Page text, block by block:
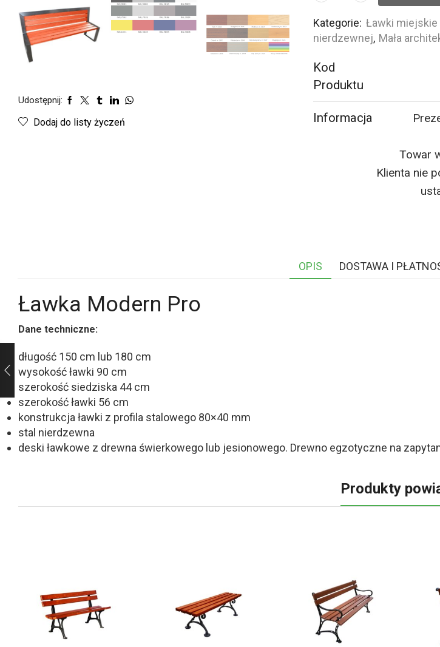
Udostępnij:
Dodaj do listy życzeń
Modern
Pro
Kategorie: Ławki miejskie
nierdzewnej, Mała
Kod
Produktu
Informacja
Towar
Klienta nie
OPIS DOSTAWA I
Ławka Modern Pro
Dane techniczne:
długość 150 cm lub 180 cm
wysokość ławki 90 cm
szerokość siedziska 44 cm
szerokość ławki 56 cm
konstrukcja ławki z profila stalowego 80×40 mm
stal nierdzewna
deski ławkowe z drewna świerkowego lub jesionowego. Drewno egzotyczne na
Produkty